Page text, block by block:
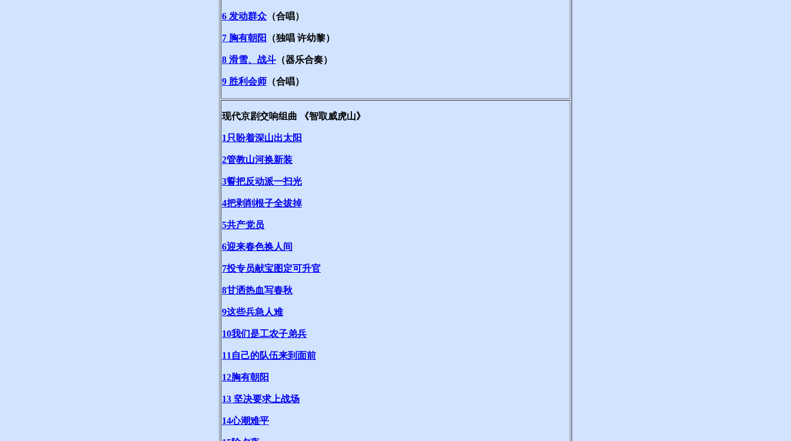
6 发动群众 （合唱）
7 胸有朝阳 （独唱 许幼黎）
8 滑雪、战斗 （器乐合奏）
9 胜利会师 （合唱）
现代京剧交响组曲 《智取威虎山》
1只盼着深山出太阳
2管教山河换新装
3誓把反动派一扫光
4把剥削根子全拔掉
5共产党员
6迎来春色换人间
7投专员献宝图定可升官
8甘洒热血写春秋
9这些兵急人难
10我们是工农子弟兵
11自己的队伍来到面前
12胸有朝阳
13 坚决要求上战场
14心潮难平